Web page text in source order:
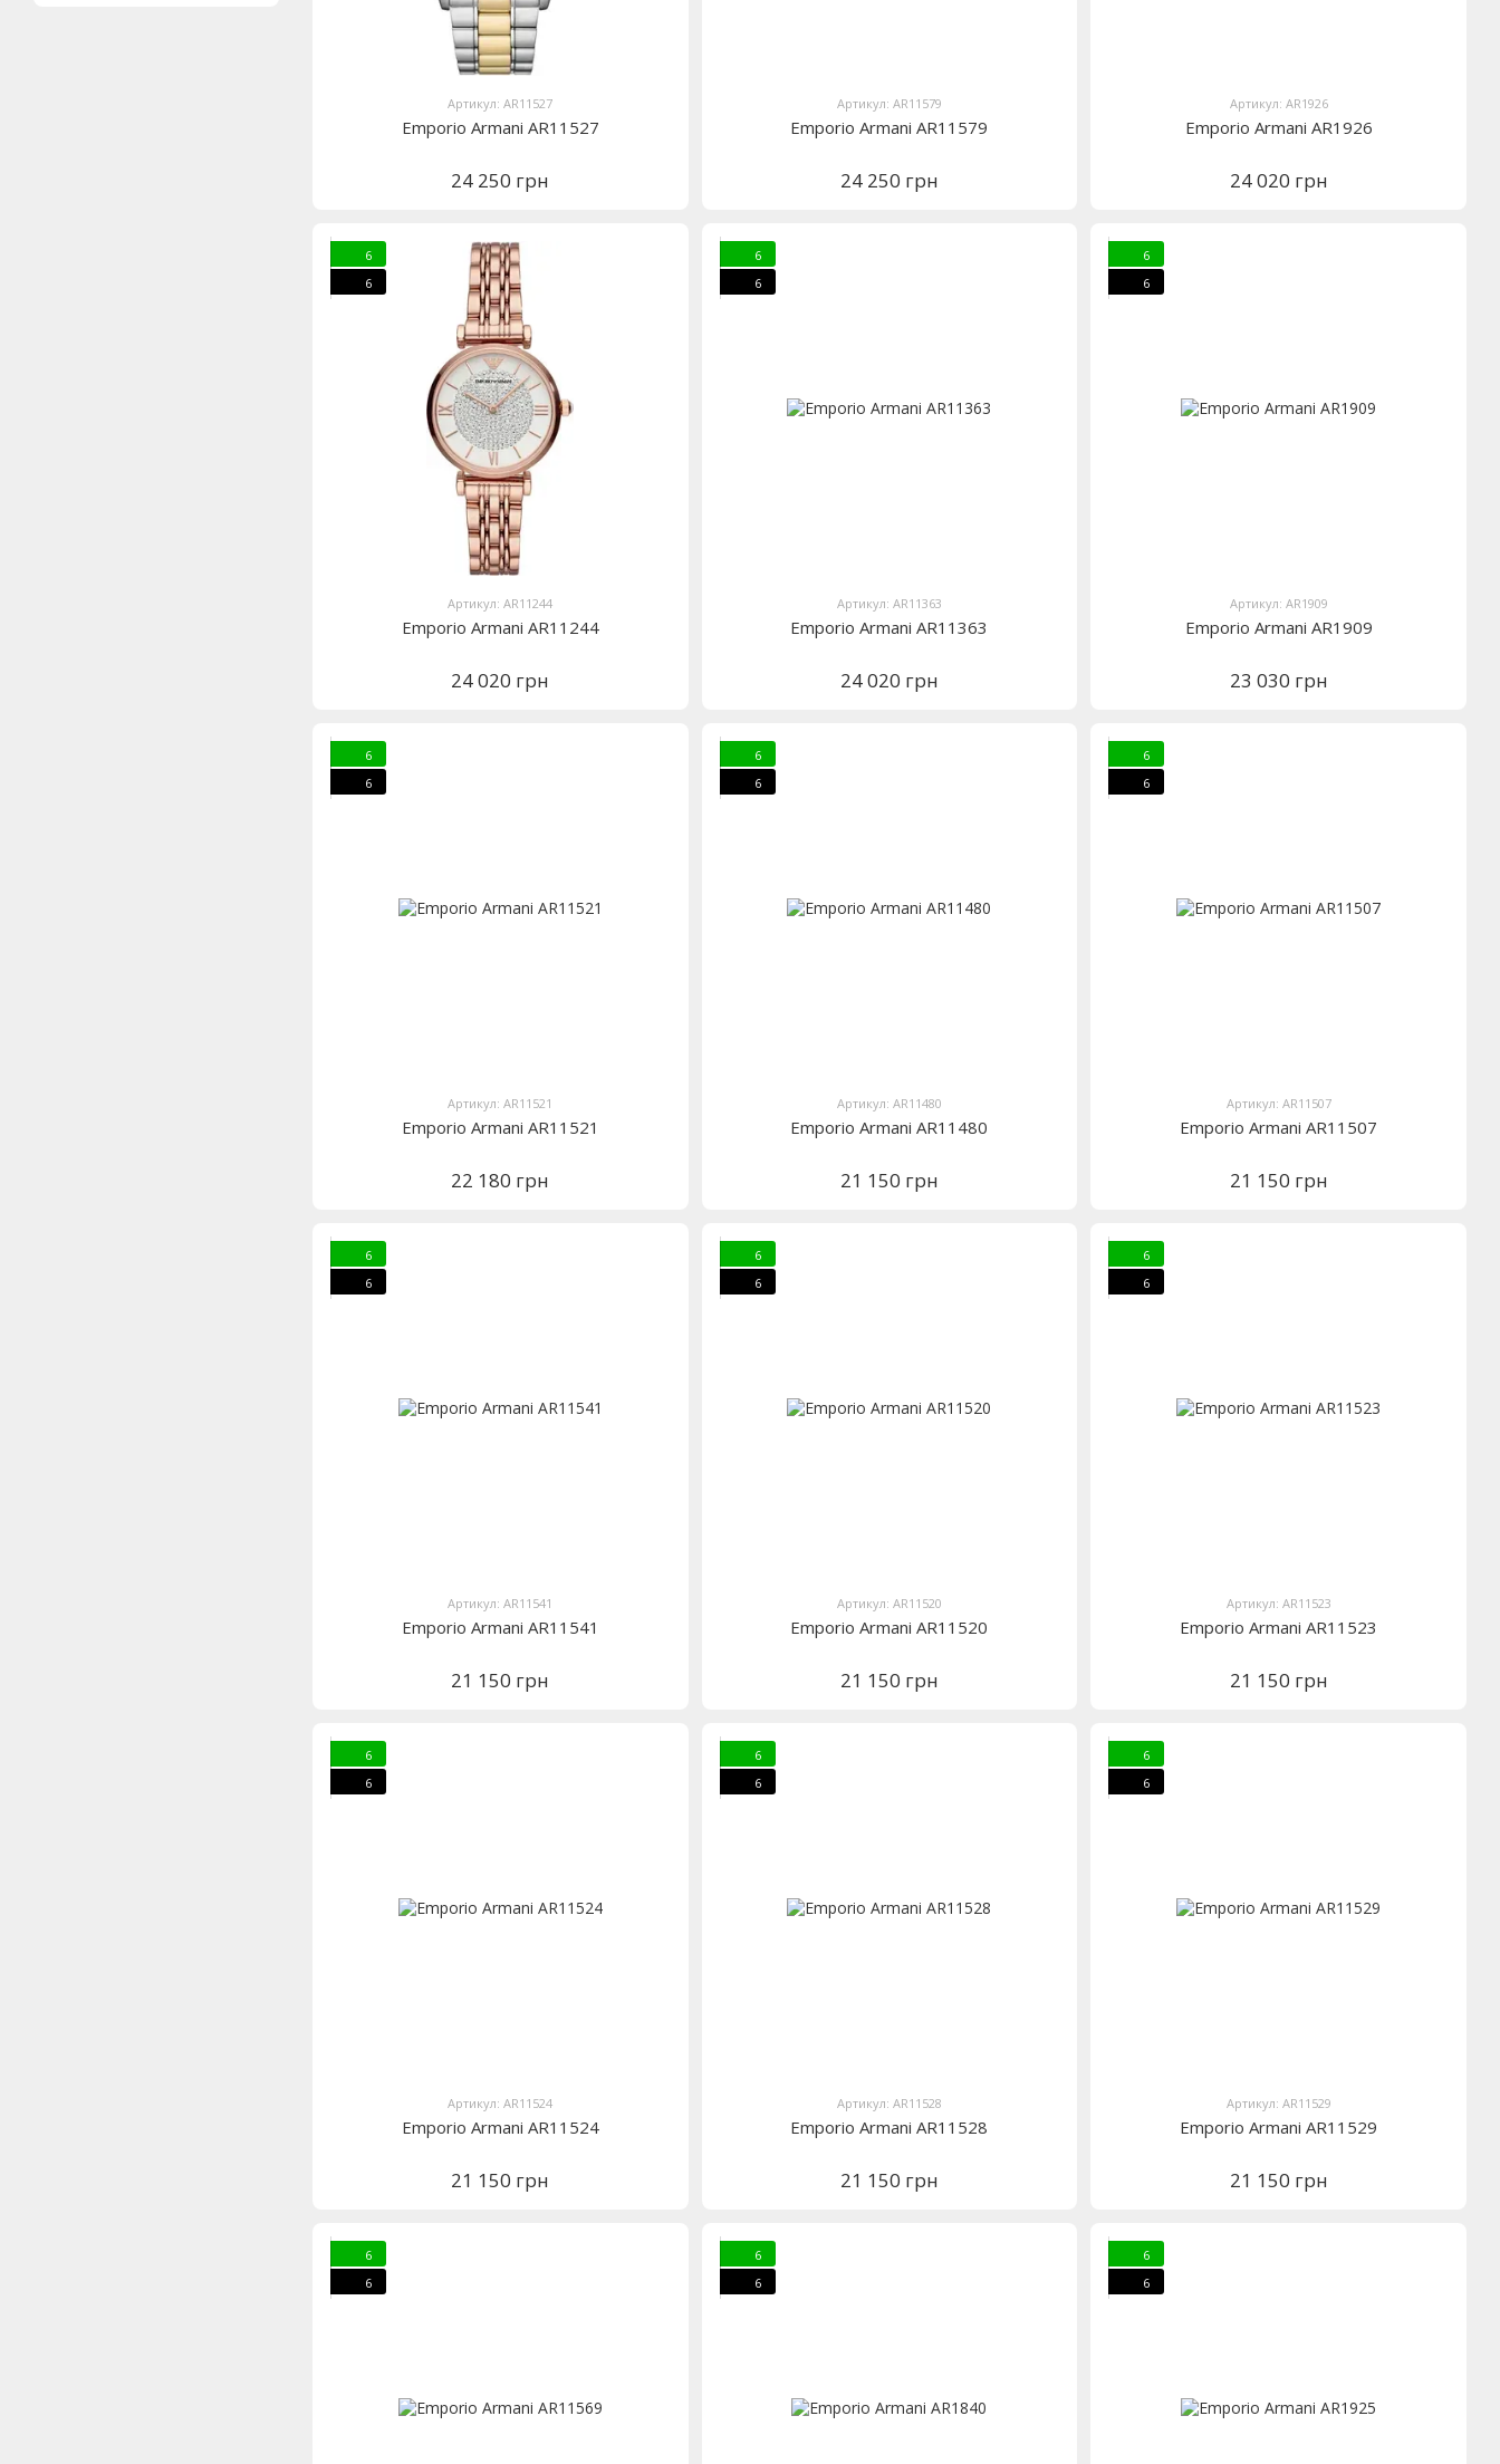
Артикул: AR11527
Emporio Armani AR11527
24 250 грн
Артикул: AR11579
Emporio Armani AR11579
24 250 грн
Артикул: AR1926
Emporio Armani AR1926
24 020 грн
6
6
Артикул: AR11244
Emporio Armani AR11244
24 020 грн
6
6
Артикул: AR11363
Emporio Armani AR11363
24 020 грн
6
6
Артикул: AR1909
Emporio Armani AR1909
23 030 грн
6
6
Артикул: AR11521
Emporio Armani AR11521
22 180 грн
6
6
Артикул: AR11480
Emporio Armani AR11480
21 150 грн
6
6
Артикул: AR11507
Emporio Armani AR11507
21 150 грн
6
6
Артикул: AR11541
Emporio Armani AR11541
21 150 грн
6
6
Артикул: AR11520
Emporio Armani AR11520
21 150 грн
6
6
Артикул: AR11523
Emporio Armani AR11523
21 150 грн
6
6
Артикул: AR11524
Emporio Armani AR11524
21 150 грн
6
6
Артикул: AR11528
Emporio Armani AR11528
21 150 грн
6
6
Артикул: AR11529
Emporio Armani AR11529
21 150 грн
6
6
6
6
6
6